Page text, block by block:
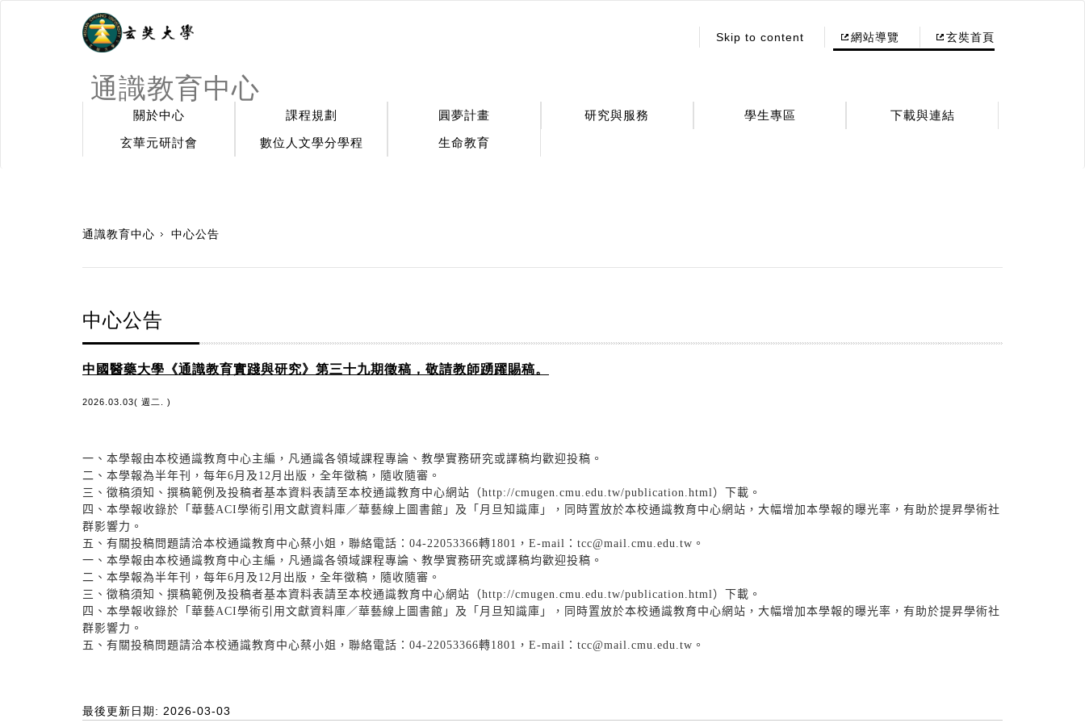
通識教育中心
Skip to content 網站導覽 玄奘首頁
關於中心 課程規劃 圓夢計畫 研究與服務 學生專區
下載與連結
玄華元研討會
數位人文學分學程 生命教育
通識教育中心 中心公告
中心公告
中國醫藥大學《通識教育實踐與研究》第三十九期徵稿，敬請教師踴躍賜稿。
2026.03.03( 週二. )
一、本學報由本校通識教育中心主編，凡通識各領域課程專論、教學實務研究或譯稿均歡迎投稿。
二、本學報為半年刊，每年6月及12月出版，全年徵稿，隨收隨審。
三、徵稿須知、撰稿範例及投稿者基本資料表請至本校通識教育中心網站（http://cmugen.cmu.edu.tw/publication.html）下載。
四、本學報收錄於「華藝ACI學術引用文獻資料庫／華藝線上圖書館」及「月旦知識庫」，同時置放於本校通識教育中心網站，大幅增加本學報的曝光率，有助於提昇學術社
群影響力。
五、有關投稿問題請洽本校通識教育中心蔡小姐，聯絡電話：04-22053366轉1801，E-mail：tcc@mail.cmu.edu.tw。
一、本學報由本校通識教育中心主編，凡通識各領域課程專論、教學實務研究或譯稿均歡迎投稿。
二、本學報為半年刊，每年6月及12月出版，全年徵稿，隨收隨審。
三、徵稿須知、撰稿範例及投稿者基本資料表請至本校通識教育中心網站（http://cmugen.cmu.edu.tw/publication.html）下載。
四、本學報收錄於「華藝ACI學術引用文獻資料庫／華藝線上圖書館」及「月旦知識庫」，同時置放於本校通識教育中心網站，大幅增加本學報的曝光率，有助於提昇學術社
群影響力。
五、有關投稿問題請洽本校通識教育中心蔡小姐，聯絡電話：04-22053366轉1801，E-mail：tcc@mail.cmu.edu.tw。
最後更新日期: 2026-03-03